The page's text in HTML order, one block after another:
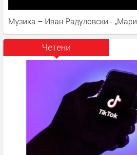
Музика – Иван Радуловски -
Четени